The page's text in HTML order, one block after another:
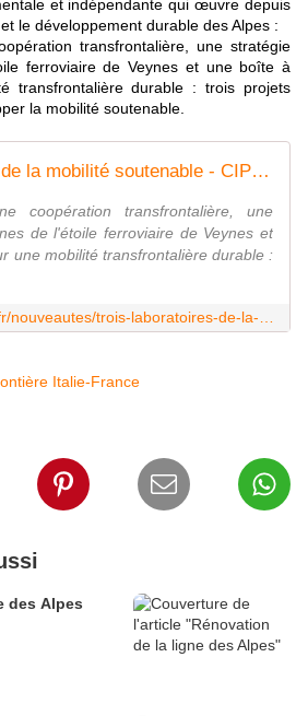
et indépendante qui œuvre depuis
le développement durable des Alpes :
transfrontalière, une stratégie
ferroviaire de Veynes et une boîte à
transfrontalière durable : trois projets
la mobilité soutenable.
Trois laboratoires de la mobilité soutenable - CIPRA (f)
coopération transfrontalière, une
de l'étoile ferroviaire de Veynes et
une mobilité transfrontalière durable :
Italie-France
des Alpes